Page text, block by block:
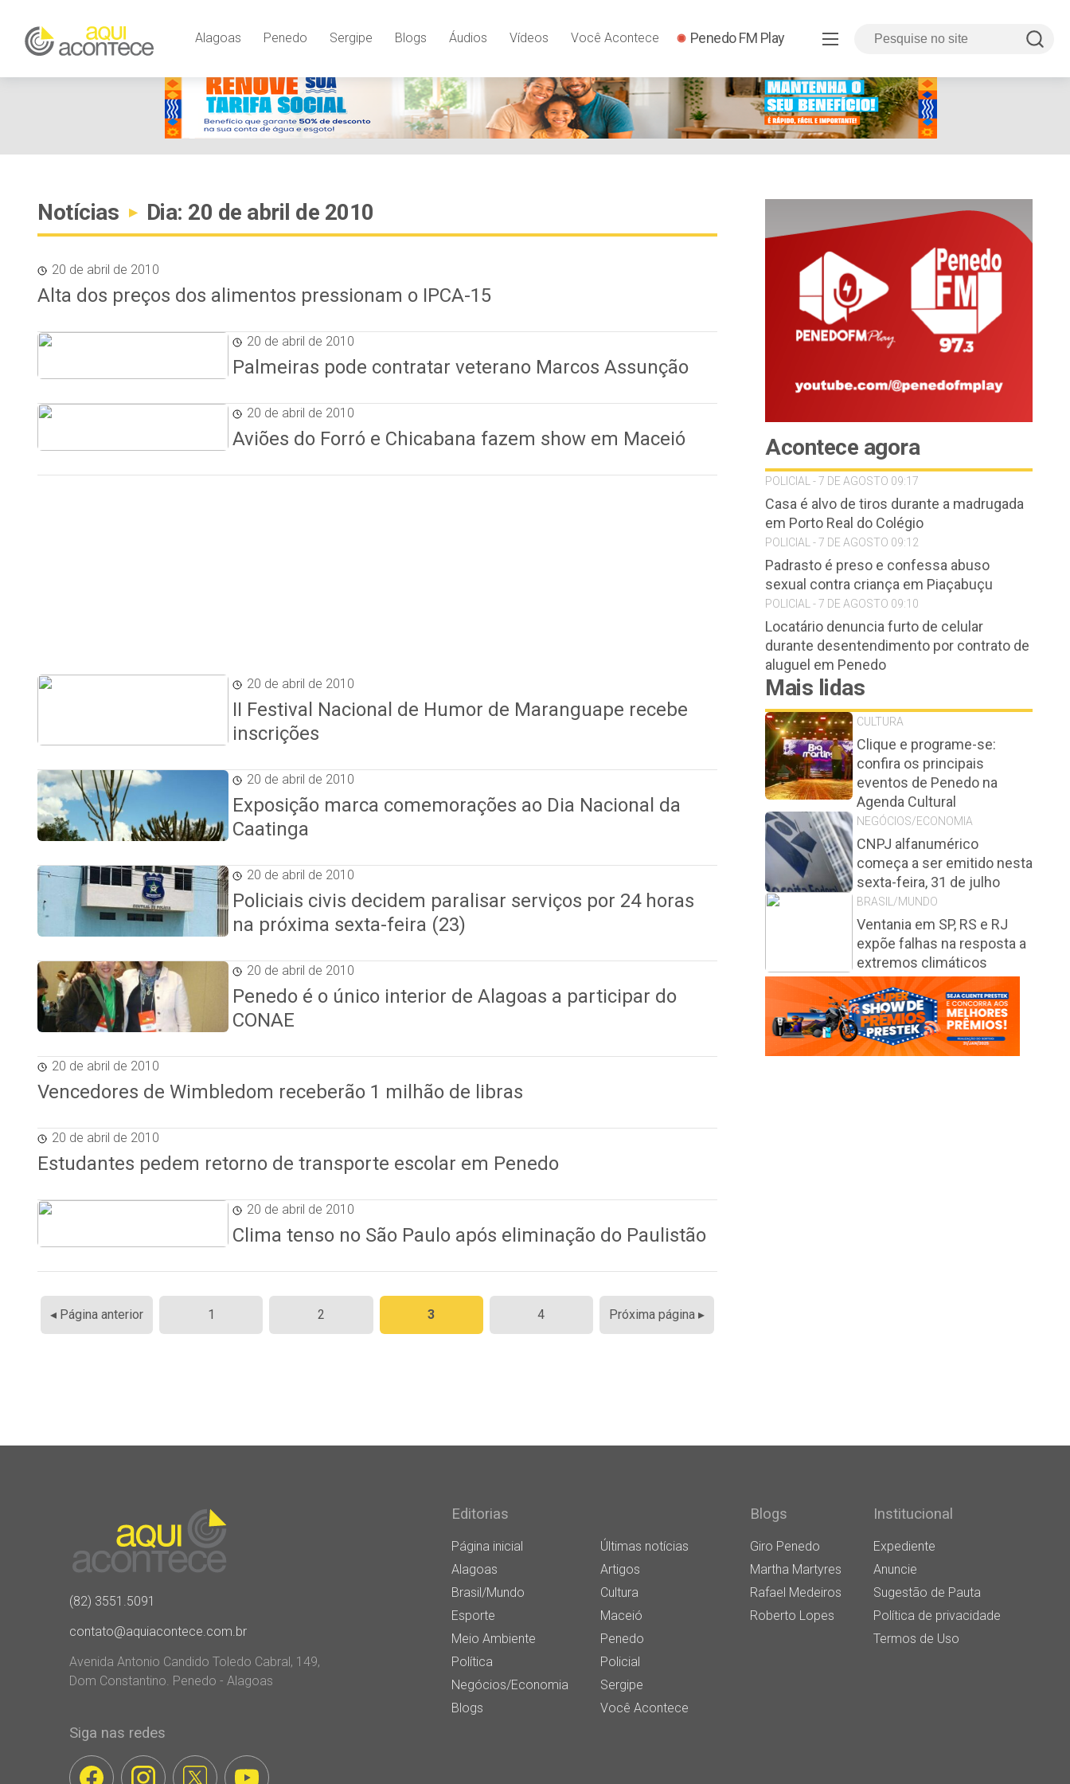
Alagoas Penedo Sergipe Blogs Áudios Vídeos Você Acontece Penedo FM Play
Notícias ▸ Dia: 20 de abril de 2010
20 de abril de 2010
Alta dos preços dos alimentos pressionam o IPCA-15
20 de abril de 2010
Palmeiras pode contratar veterano Marcos Assunção
20 de abril de 2010
Aviões do Forró e Chicabana fazem show em Maceió
20 de abril de 2010
II Festival Nacional de Humor de Maranguape recebe
inscrições
20 de abril de 2010
Exposição marca comemorações ao Dia Nacional da
Caatinga
20 de abril de 2010
Policiais civis decidem paralisar serviços por 24 horas
na próxima sexta-feira (23)
20 de abril de 2010
Penedo é o único interior de Alagoas a participar do
CONAE
20 de abril de 2010
Vencedores de Wimbledom receberão 1 milhão de libras
20 de abril de 2010
Estudantes pedem retorno de transporte escolar em Penedo
20 de abril de 2010
Clima tenso no São Paulo após eliminação do Paulistão
Paginação
de
◂ Página anterior 1 2 3 4 Próxima página ▸
Acontece agora
POLICIAL - 7 DE AGOSTO 09:17
Casa é alvo de tiros durante a madrugada
em Porto Real do Colégio
POLICIAL - 7 DE AGOSTO 09:12
Padrasto é preso e confessa abuso
sexual contra criança em Piaçabuçu
POLICIAL - 7 DE AGOSTO 09:10
Locatário denuncia furto de celular
durante desentendimento por contrato de
aluguel em Penedo
Mais lidas
CULTURA
Clique e programe-se:
confira os principais
eventos de Penedo na
Agenda Cultural
NEGÓCIOS/ECONOMIA
CNPJ alfanumérico
começa a ser emitido nesta
sexta-feira, 31 de julho
BRASIL/MUNDO
Ventania em SP, RS e RJ
expõe falhas na resposta a
extremos climáticos
(82) 3551.5091
contato@aquiacontece.com.br
Avenida Antonio Candido Toledo Cabral, 149,
Dom Constantino. Penedo - Alagoas
Siga nas redes
Editorias
Página inicial
Últimas notícias
Alagoas
Artigos
Brasil/Mundo
Cultura
Esporte
Maceió
Meio Ambiente
Penedo
Política
Policial
Negócios/Economia
Sergipe
Blogs
Você Acontece
Blogs
Giro Penedo
Martha Martyres
Rafael Medeiros
Roberto Lopes
Institucional
Expediente
Anuncie
Sugestão de Pauta
Política de privacidade
Termos de Uso